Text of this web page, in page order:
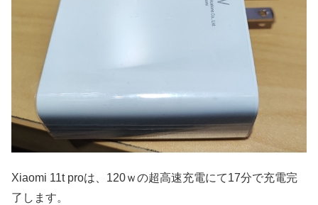
Xiaomi 11t proは、120ｗの超高速充電にて17分で充電完
了します。